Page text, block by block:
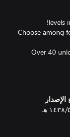
- Choose
- Over 40
- Collect
الإصدار